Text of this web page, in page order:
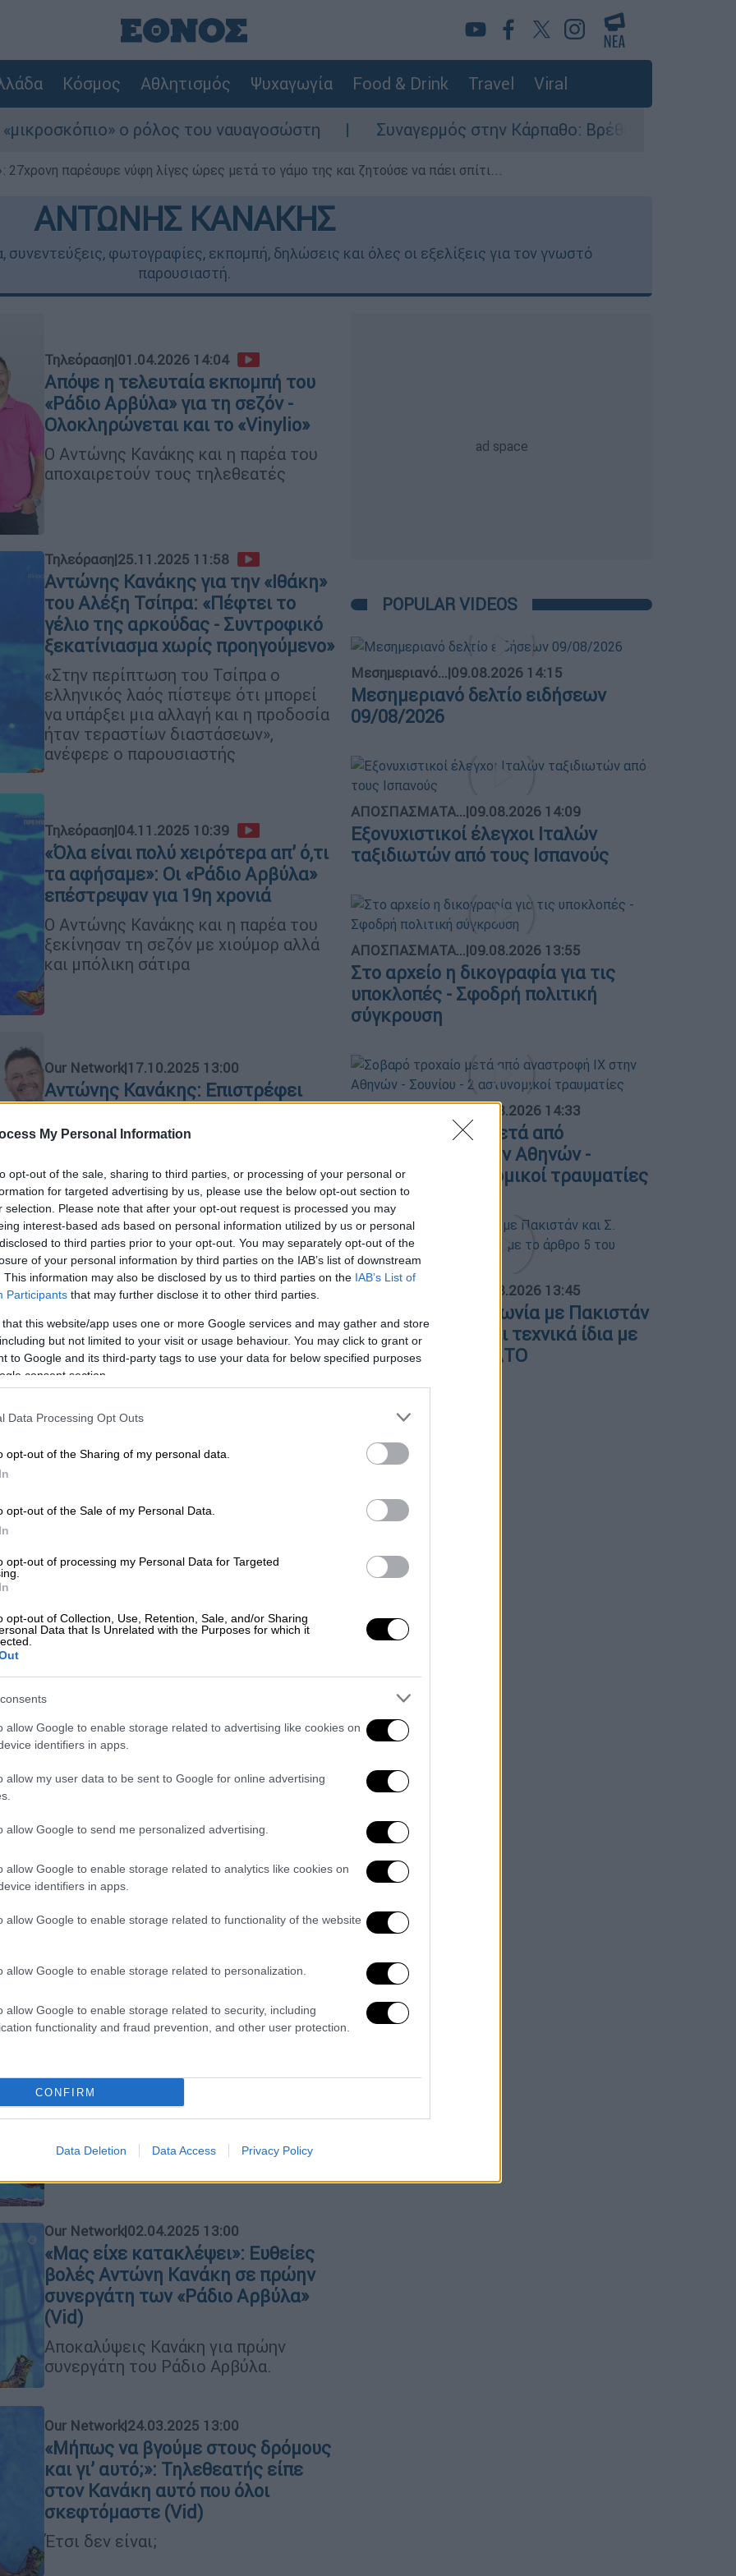
My Personal Information
opt-out of the sale, sharing to third parties, or processing of your personal or
for targeted advertising by us, please use the below opt-out section to
selection. Please note that after your opt-out request is processed you may
interest-based ads based on personal information utilized by us or personal
to third parties prior to your opt-out. You may separately opt-out of the
of your personal information by third parties on the IAB’s list of downstream
This information may also be disclosed by us to third parties on the IAB’s List of
Participants that may further disclose it to other third parties.
that this website/app uses one or more Google services and may gather and store
but not limited to your visit or usage behaviour. You may click to grant or
to Google and its third-party tags to use your data for below specified purposes
consent section.
Data Processing Opt Outs
opt-out of the Sharing of my personal data.
opt-out of the Sale of my Personal Data.
opt-out of processing my Personal Data for Targeted
opt-out of Collection, Use, Retention, Sale, and/or Sharing
Data that Is Unrelated with the Purposes for which it
allow Google to enable storage related to advertising like cookies on
identifiers in apps.
allow my user data to be sent to Google for online advertising
allow Google to send me personalized advertising.
allow Google to enable storage related to analytics like cookies on
identifiers in apps.
allow Google to enable storage related to functionality of the website
allow Google to enable storage related to personalization.
allow Google to enable storage related to security, including
functionality and fraud prevention, and other user protection.
CONFIRM
Data Deletion Data Access Privacy Policy
Κόσμος Αθλητισμός Ψυχαγωγία Food & Drink Travel Viral
ο ρόλος του ναυαγοσώστη Συναγερμός στην Κάρπαθο: Βρέθηκαν παλιά πυρομαχικά στο
παρέσυρε νύφη λίγες ώρες μετά το γάμο της και ζητούσε να πάει σπίτι...
ΑΝΤΩΝΗΣ ΚΑΝΑΚΗΣ
φωτογραφίες, εκπομπή, δηλώσεις και όλες οι εξελίξεις για τον γνωστό
παρουσιαστή.
Τηλεόραση|01.04.2026 14:04
Απόψε η τελευταία εκπομπή του
«Ράδιο Αρβύλα» για τη σεζόν -
Ολοκληρώνεται και το «Vinylio»
Ο Αντώνης Κανάκης και η παρέα του
αποχαιρετούν τους τηλεθεατές
Τηλεόραση|25.11.2025 11:58
Αντώνης Κανάκης για την «Ιθάκη»
του Αλέξη Τσίπρα: «Πέφτει το
γέλιο της αρκούδας - Συντροφικό
ξεκατίνιασμα χωρίς προηγούμενο»
«Στην περίπτωση του Τσίπρα ο
ελληνικός λαός πίστεψε ότι μπορεί
να υπάρξει μια αλλαγή και η προδοσία
ήταν τεραστίων διαστάσεων»,
ανέφερε ο παρουσιαστής
Τηλεόραση|04.11.2025 10:39
«Όλα είναι πολύ χειρότερα απ’ ό,τι
τα αφήσαμε»: Οι «Ράδιο Αρβύλα»
επέστρεψαν για 19η χρονιά
Ο Αντώνης Κανάκης και η παρέα του
ξεκίνησαν τη σεζόν με χιούμορ αλλά
και μπόλικη σάτιρα
Our Network|17.10.2025 13:00
Αντώνης Κανάκης: Επιστρέφει
στον ΑΝΤ1 με τρεις εκπομπές – Η
ημερομηνία και ο Άδωνις
Πότε επιστρέφουν ο Αντώνης
Κανάκης και η παρέα του;
Τηλεόραση
Το πρώτο τρέιλερ και η
ημερομηνία της πρεμιέρας για τη
νέα σεζόν του «Ράδιο Αρβύλα»
επιστρέφουν μέσα από τη συχνότητα
Οι «Ράδιο Αρβύλα» επιστρέφουν
καναλιού
Πέθανε ο Λευτέρης Κορδιάος -
Το μήνυμα του παρουσιαστή ραγίζει
καρδιές
συμβαίνει με τον Αντώνη Κανάκη;
Τι συμβαίνει με τον πασίγνωστο
Our Network|02.04.2025 13:00
«Μας είχε κατακλέψει»: Ευθείες
βολές Αντώνη Κανάκη σε πρώην
συνεργάτη των «Ράδιο Αρβύλα»
(Vid)
Αποκαλύψεις Κανάκη για πρώην
συνεργάτη του Ράδιο Αρβύλα.
Our Network|24.03.2025 13:00
«Μήπως να βγούμε στους δρόμους
και γι’ αυτό;»: Τηλεθεατής είπε
στον Κανάκη αυτό που όλοι
σκεφτόμαστε (Vid)
Έτσι δεν είναι;
POPULAR VIDEOS
Μεσημεριανό...|09.08.2026 14:15
Μεσημεριανό δελτίο ειδήσεων
09/08/2026
ΑΠΟΣΠΑΣΜΑΤΑ...|09.08.2026 14:09
Εξονυχιστικοί έλεγχοι Ιταλών
ταξιδιωτών από τους Ισπανούς
ΑΠΟΣΠΑΣΜΑΤΑ...|09.08.2026 13:55
Στο αρχείο η δικογραφία για τις
υποκλοπές - Σφοδρή πολιτική
σύγκρουση
09.08.2026 14:33
Σοβαρό τροχαίο μετά από
αναστροφή ΙΧ στην Αθηνών -
Σουνίου - 2 αστυνομικοί τραυματίες
09.08.2026 13:45
X. Φιντάν: Η συμφωνία με Πακιστάν
και Σ. Αραβία είναι τεχνικά ίδια με
το άρθρο 5 του ΝΑΤΟ